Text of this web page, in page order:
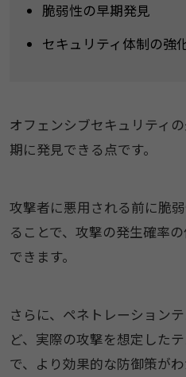
脆弱性の早期発見
セキュリティ体制の強
オフェンシブセキュリティ
期に発見できる点です。
攻撃者に悪用される前に脆
ることで、攻撃の発生確率
できます。
さらに、ペネトレーション
ど、実際の攻撃を想定した
で、より効果的な防御策が